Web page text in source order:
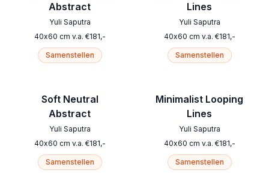
Abstract
Yuli Saputra
40x60 cm v.a. €181,-
Samenstellen
Soft Neutral
Abstract
Yuli Saputra
40x60 cm v.a. €181,-
Samenstellen
Lines
Yuli Saputra
40x60 cm v.a. €181,-
Samenstellen
Minimalist Looping
Lines
Yuli Saputra
40x60 cm v.a. €181,-
Samenstellen